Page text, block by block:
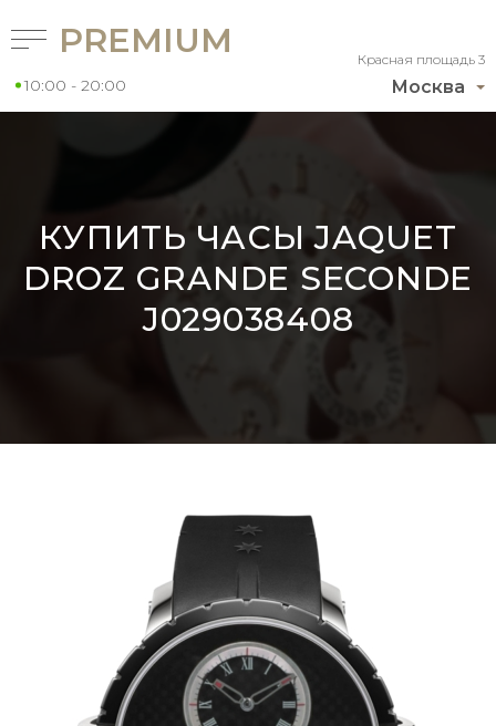
Москва
Красная площадь 3
PREMIUM
10:00 - 20:00
КУПИТЬ ЧАСЫ JAQUET
DROZ GRANDE SECONDE
J029038408